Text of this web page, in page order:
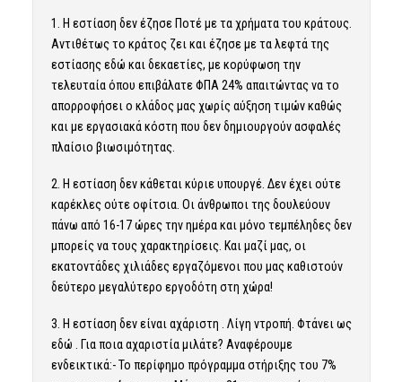
1. Η εστίαση δεν έζησε Ποτέ με τα χρήματα του κράτους.
Αντιθέτως το κράτος ζει και έζησε με τα λεφτά της
εστίασης εδώ και δεκαετίες, με κορύφωση την
τελευταία όπου επιβάλατε ΦΠΑ 24% απαιτώντας να το
απορροφήσει ο κλάδος μας χωρίς αύξηση τιμών καθώς
και με εργασιακά κόστη που δεν δημιουργούν ασφαλές
πλαίσιο βιωσιμότητας.
2. Η εστίαση δεν κάθεται κύριε υπουργέ. Δεν έχει ούτε
καρέκλες ούτε οφίτσια. Οι άνθρωποι της δουλεύουν
πάνω από 16-17 ώρες την ημέρα και μόνο τεμπέληδες δεν
μπορείς να τους χαρακτηρίσεις. Και μαζί μας, οι
εκατοντάδες χιλιάδες εργαζόμενοι που μας καθιστούν
δεύτερο μεγαλύτερο εργοδότη στη χώρα!
3. Η εστίαση δεν είναι αχάριστη . Λίγη ντροπή. Φτάνει ως
εδώ . Για ποια αχαριστία μιλάτε? Αναφέρουμε
ενδεικτικά:- Το περίφημο πρόγραμμα στήριξης του 7%